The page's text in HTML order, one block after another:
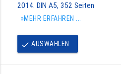
2014. DIN A5, 352 Seiten
»MEHR ERFAHREN ...
done AUSWÄHLEN